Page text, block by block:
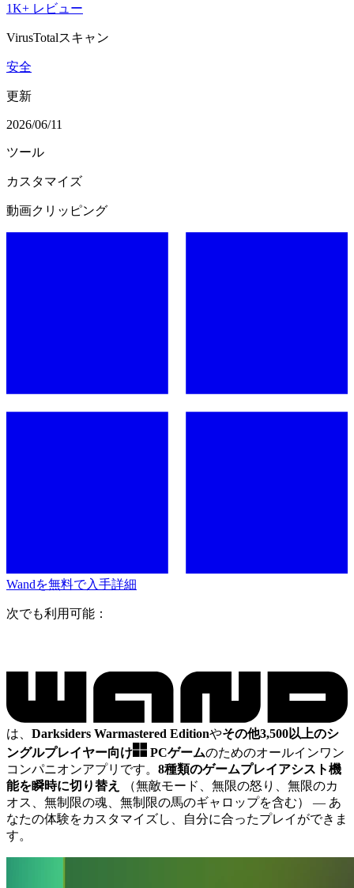
1K+ レビュー
VirusTotalスキャン
安全
更新
2026/06/11
ツール
カスタマイズ
動画クリッピング
Wandを無料で入手詳細
次でも利用可能：
は、 Darksiders Warmastered Editionやその他3,500以上のシ
ングルプレイヤー向け
PCゲームのためのオールインワン
コンパニオンアプリです。 8種類のゲームプレイアシスト機
能を瞬時に切り替え
（無敵モード、無限の怒り、無限のカ
オス、無制限の魂、無制限の馬のギャロップを含む） — あ
なたの体験をカスタマイズし、自分に合ったプレイができま
す。